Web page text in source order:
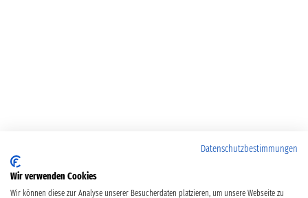
Datenschutzbestimmungen
Wir verwenden Cookies
Wir können diese zur Analyse unserer Besucherdaten platzieren, um unsere Webseite zu